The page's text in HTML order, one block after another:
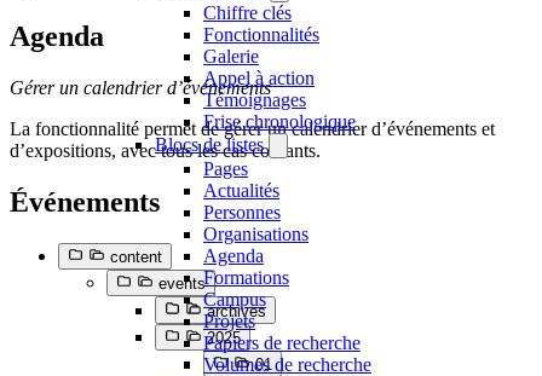
Chiffre clés
Fonctionnalités
Galerie
Appel à action
Témoignages
Frise chronologique
Blocs de listes
Pages
Actualités
Personnes
Organisations
Agenda
Formations
Campus
Projets
Papiers de recherche
Volumes de recherche
Agenda
Gérer un calendrier d’événements
La fonctionnalité permet de gérer un calendrier d’événements et
d’expositions, avec tous les cas courants.
Événements
content
events
archives
2025
01